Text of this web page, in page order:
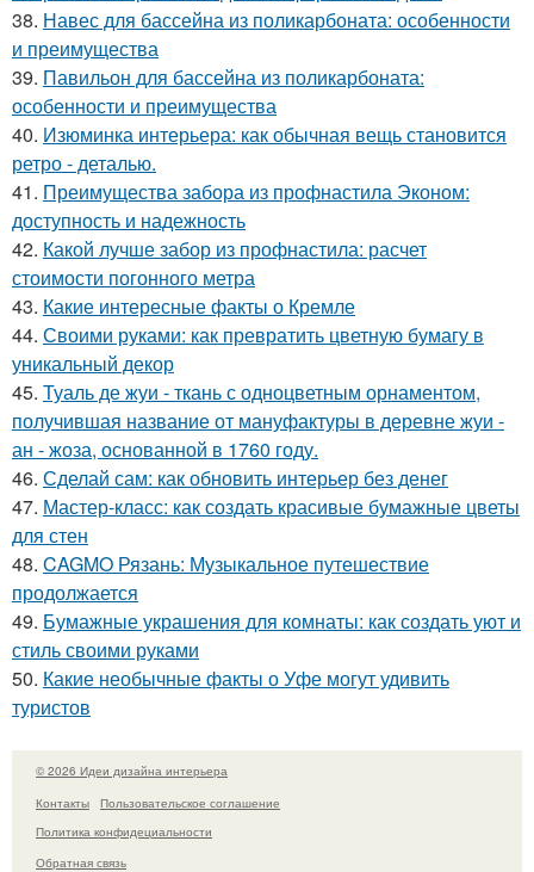
38. Навес для бассейна из поликарбоната: особенности
и преимущества
39. Павильон для бассейна из поликарбоната:
особенности и преимущества
40. Изюминка интерьера: как обычная вещь становится
ретро - деталью.
41. Преимущества забора из профнастила Эконом:
доступность и надежность
42. Какой лучше забор из профнастила: расчет
стоимости погонного метра
43. Какие интересные факты о Кремле
44. Своими руками: как превратить цветную бумагу в
уникальный декор
45. Туаль де жуи - ткань с одноцветным орнаментом,
получившая название от мануфактуры в деревне жуи -
ан - жоза, основанной в 1760 году.
46. Сделай сам: как обновить интерьер без денег
47. Мастер-класс: как создать красивые бумажные цветы
для стен
48. CAGMO Рязань: Музыкальное путешествие
продолжается
49. Бумажные украшения для комнаты: как создать уют и
стиль своими руками
50. Какие необычные факты о Уфе могут удивить
туристов
© 2026 Идеи дизайна интерьера
Контакты
Пользовательское соглашение
Политика конфидециальности
Обратная связь